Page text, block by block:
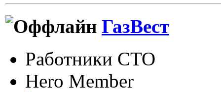
ГазВест
Работники СТО
Hero Member